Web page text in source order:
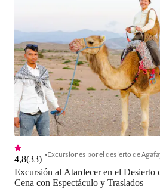
Excursión al Atardecer en el Desierto
Cena con Espectáculo y Traslados
4,8(33) Excursiones por el desierto de